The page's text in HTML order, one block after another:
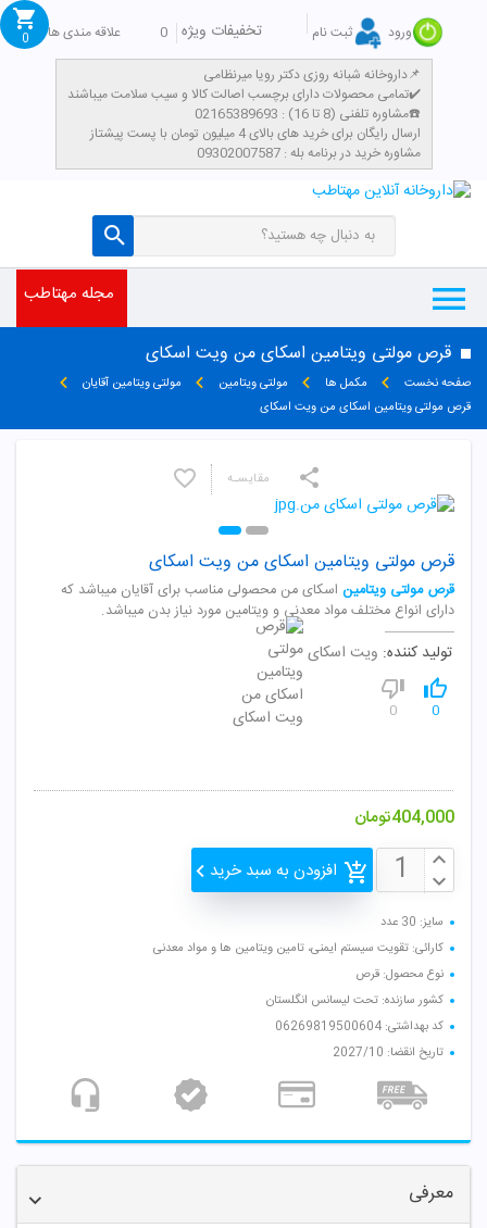
ورود ثبت نام تخفیفات ویژه 0
علاقه مندی ها
داروخانه شبانه روزی دکتر رویا میرنظامی📌
تمامی محصولات دارای برچسب اصالت کالا و سیب سلامت میباشند✔️
مشاوره تلفنی (8 تا 16) : 02165389693☎️
​ارسال رایگان برای خرید های بالای 4 میلیون تومان با پست پیشتاز
مشاوره خرید در برنامه بله : 09302007587
0
مجله مهتاطب
قرص مولتی ویتامین اسکای من ویت اسکای
صفحه نخست مکمل ها مولتی ویتامین
مولتی ویتامین آقایان
قرص مولتی ویتامین اسکای من ویت اسکای
قرص مولتی ویتامین اسکای من ویت اسکای
قرص مولتی ویتامین اسکای من محصولی مناسب برای آقایان میباشد که
دارای انواع مختلف مواد معدنی و ویتامین مورد نیاز بدن میباشد.
تولید کننده: ویت اسکای
0
0
404,000تومان
افزودن به سبد خرید
مقایسـه
سایز: 30 عدد
کارائی: تقویت سیستم ایمنی، تامین ویتامین ها و مواد معدنی
نوع محصول: قرص
کشور سازنده: تحت لیسانس انگلستان
کد بهداشتی: 06269819500604
تاریخ انقضا: 2027/10
معرفی